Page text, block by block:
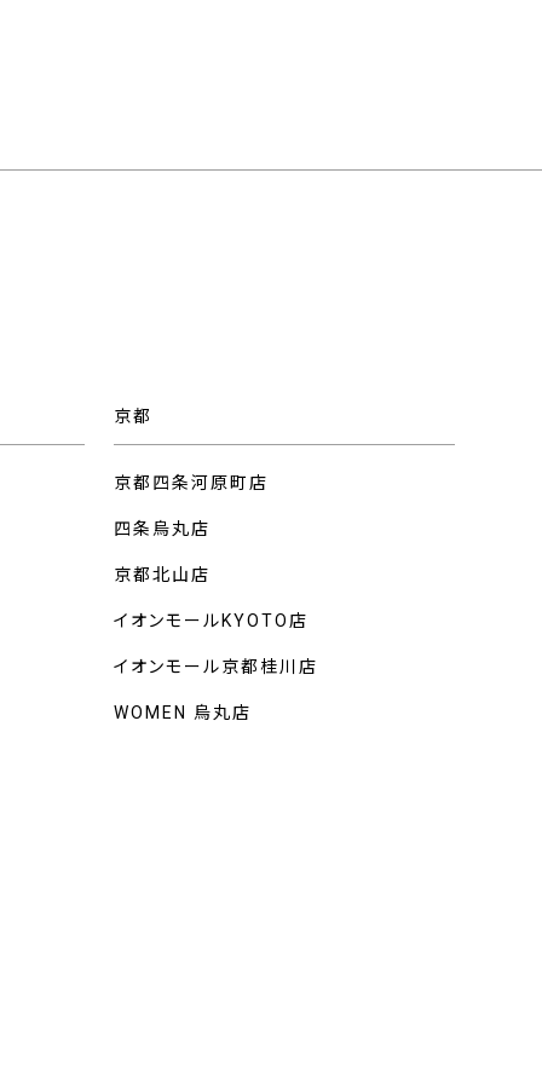
京都
京都四条河原町店
四条烏丸店
京都北山店
イオンモールKYOTO店
イオンモール京都桂川店
WOMEN 烏丸店